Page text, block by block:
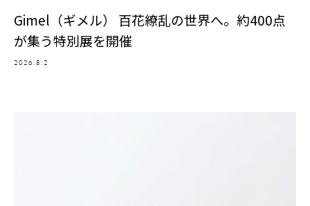
Gimel（ギメル） 百花繚乱の世界へ。約400点
が集う特別展を開催
2026.8.2